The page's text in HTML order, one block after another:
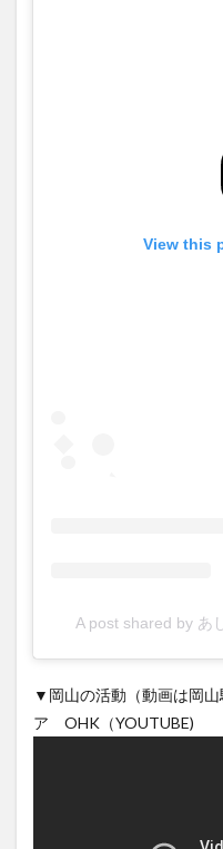
View this
A post shared by あ
▼岡山の活動（動画は岡
ア OHK（YOUTUBE)